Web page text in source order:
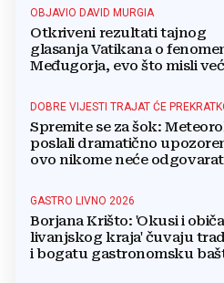
boriti...
OBJAVIO DAVID MURGIA
Otkriveni rezultati tajnog
glasanja Vatikana o
Međugorja, evo što misli
DOBRE VIJESTI TRAJAT ĆE
Spremite se za šok:
poslali dramatično
ovo nikome neće
GASTRO LIVNO 2026
Borjana Krišto: 'Okusi i
livanjskog kraja' čuvaju
i bogatu gastronomsku